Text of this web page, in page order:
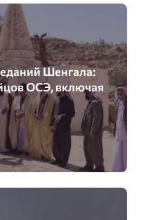
Шенгала:
ОСЭ, включая